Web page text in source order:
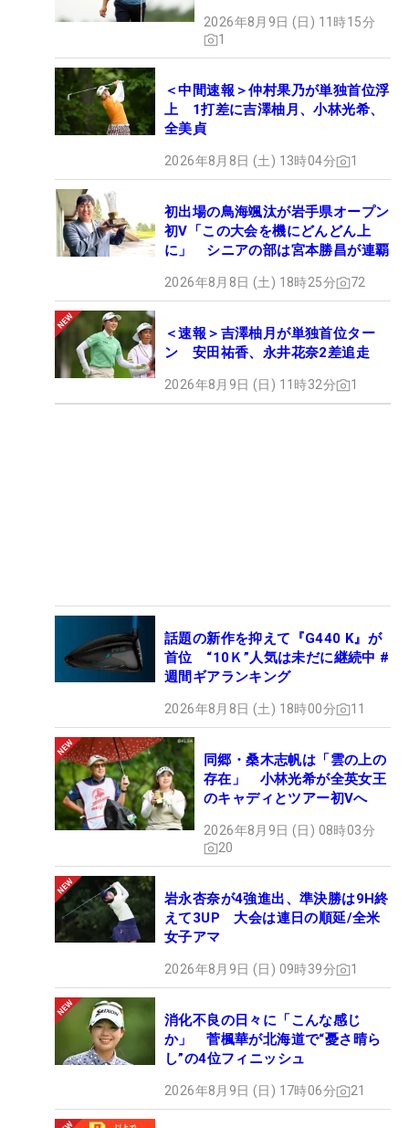
2026年8月9日 (日) 11時15分
1
＜中間速報＞仲村果乃が単独首位浮
上 1打差に吉澤柚月、小林光希、
全美貞
2026年8月8日 (土) 13時04分 1
初出場の鳥海颯汰が岩手県オープン
初V「この大会を機にどんどん上
に」 シニアの部は宮本勝昌が連覇
2026年8月8日 (土) 18時25分 72
＜速報＞吉澤柚月が単独首位ター
ン 安田祐香、永井花奈2差追走
2026年8月9日 (日) 11時32分 1
話題の新作を抑えて『G440 K』が
首位 “10Ｋ”人気は未だに継続中 #
週間ギアランキング
2026年8月8日 (土) 18時00分 11
同郷・桑木志帆は「雲の上の
存在」 小林光希が全英女王
のキャディとツアー初Vへ
2026年8月9日 (日) 08時03分
20
岩永杏奈が4強進出、準決勝は9H終
えて3UP 大会は連日の順延/全米
女子アマ
2026年8月9日 (日) 09時39分 1
消化不良の日々に「こんな感じ
か」 菅楓華が北海道で“憂さ晴ら
し”の4位フィニッシュ
2026年8月9日 (日) 17時06分 21